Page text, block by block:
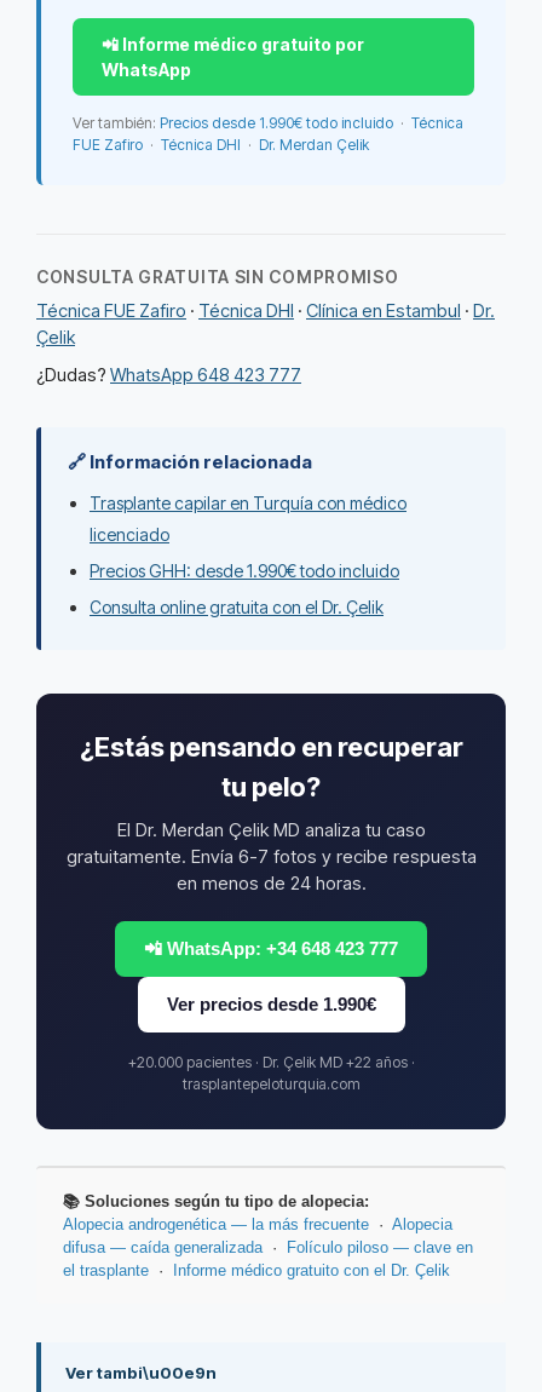
📲 Informe médico gratuito por
WhatsApp
Ver también: Precios desde 1.990€ todo incluido · Técnica
FUE Zafiro · Técnica DHI · Dr. Merdan Çelik
CONSULTA GRATUITA SIN COMPROMISO
Técnica FUE Zafiro · Técnica DHI · Clínica en Estambul · Dr.
Çelik
¿Dudas? WhatsApp 648 423 777
🔗 Información relacionada
Trasplante capilar en Turquía con médico
licenciado
Precios GHH: desde 1.990€ todo incluido
Consulta online gratuita con el Dr. Çelik
¿Estás pensando en recuperar
tu pelo?
El Dr. Merdan Çelik MD analiza tu caso
gratuitamente. Envía 6-7 fotos y recibe respuesta
en menos de 24 horas.
📲 WhatsApp: +34 648 423 777
Ver precios desde 1.990€
+20.000 pacientes · Dr. Çelik MD +22 años ·
trasplantepeloturquia.com
📚 Soluciones según tu tipo de alopecia:
Alopecia androgenética — la más frecuente · Alopecia
difusa — caída generalizada·
Folículo piloso — clave en
el trasplante · Informe médico gratuito con el Dr. Çelik
Ver tambi\u00e9n